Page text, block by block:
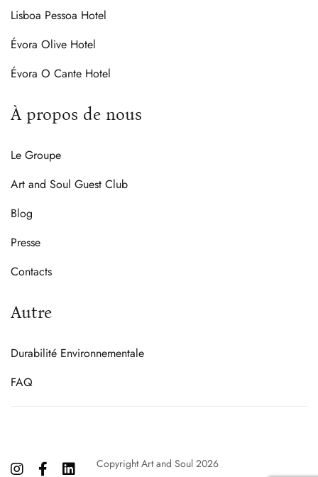
Lisboa Pessoa Hotel
Évora Olive Hotel
Évora O Cante Hotel
À propos de nous
Le Groupe
Art and Soul Guest Club
Blog
Presse
Contacts
Autre
Durabilité Environnementale
FAQ
Copyright Art and Soul 2026